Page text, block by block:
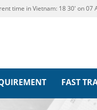
time in Vietnam: 1830' on 07
FAST